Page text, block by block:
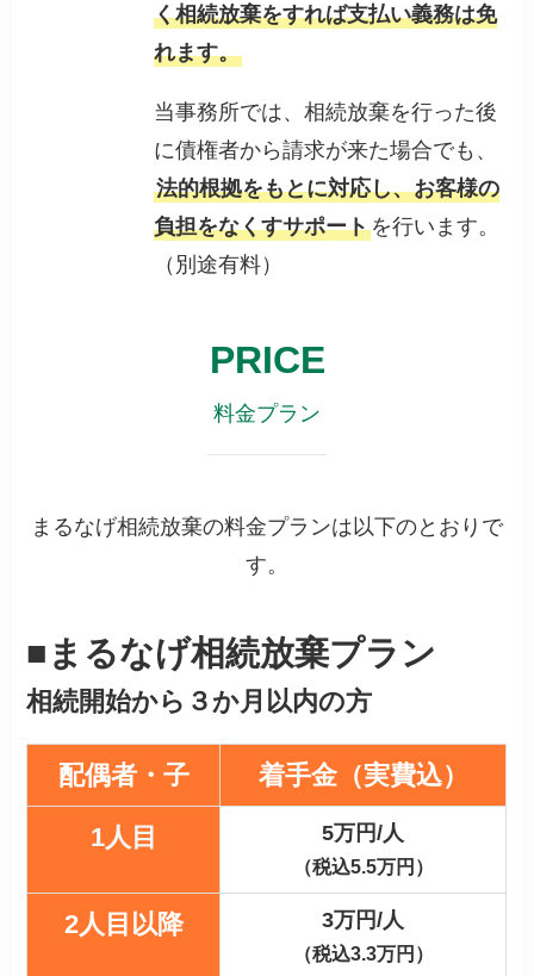
く相続放棄をすれば支払い義務は免
れます。
当事務所では、相続放棄を行った後
に債権者から請求が来た場合でも、
法的根拠をもとに対応し、お客様の
負担をなくすサポートを行います。
（別途有料）
PRICE
料金プラン
まるなげ相続放棄の料金プランは以下のとおりで
す。
■ まるなげ相続放棄プラン
相続開始から３か月以内の方
配偶者・ 子 着手金（実費込）
1人目 5万円/人
（税込5.5万円）
2人目以降 3万円/人
（税込3.3万円）